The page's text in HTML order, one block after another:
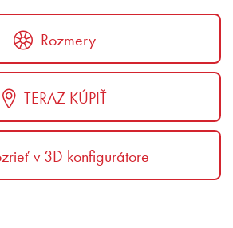
Rozmery
TERAZ KÚPIŤ
v 3D konfigurátore